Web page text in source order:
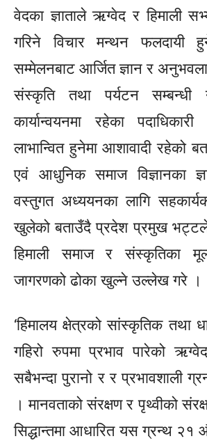
वेदका ज्ञाताले ऋग्वेद र हिमाली
गरिने विचार मन्थन फलदायी
सम्मेलनबाट आर्जित ज्ञान र
संस्कृति तथा पर्यटन सम्बन्धी
कार्यान्वयनमा रहेका
लाभान्वित हुनेमा आशावादी रहेको
एवं आधुनिक समाज विज्ञानका
वस्तुगत अध्ययनका लागि
खुलेको बताउँदै प्रदेश प्रमुख
हिमाली समाज र संस्कृतिका
जागरणको ढोका खुल्ने उल्लेख गरे ।
‘हिमालय क्षेत्रको सांस्कृतिक तथा
गहिरो रुपमा प्रभाव पारेको
सबैभन्दापुरानोर र प्रभावशाली
। मानवताको संरक्षण र पृथ्वीको
सिद्धान्तमा आधारित यस ग्रन्थ २१